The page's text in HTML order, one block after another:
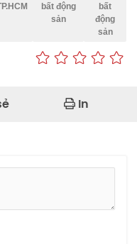
bất động
sản
bất
động
sản
In